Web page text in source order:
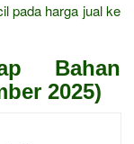
pada harga jual ke
Bahan
2025)